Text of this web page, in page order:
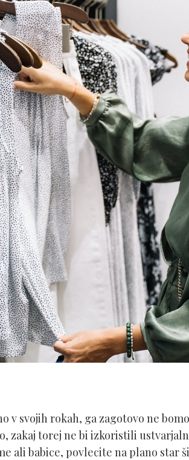
v svojih rokah, ga zagotovo ne
zakaj torej ne bi izkoristili
ali babice, povlecite na plano star